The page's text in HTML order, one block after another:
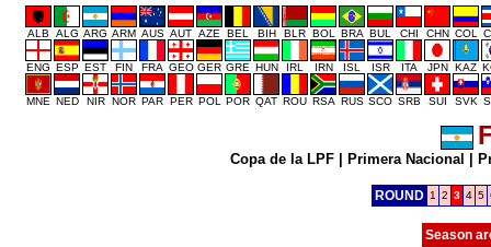
ALB ALG ARG ARM AUS AUT AZE BEL BIH BLR BOL BRA BUL CHI CHN COL
ENG ESP EST FIN FRA GEO GER GRE HUN IRL IRN ISL ISR ITA JPN KAZ
MNE NED NIR NOR PAR PER POL POR QAT ROU RSA RUS SCO SRB SUI SVK
Copa de la LPF| Primera Nacional
ROUND 1 2 3 4 5
Season